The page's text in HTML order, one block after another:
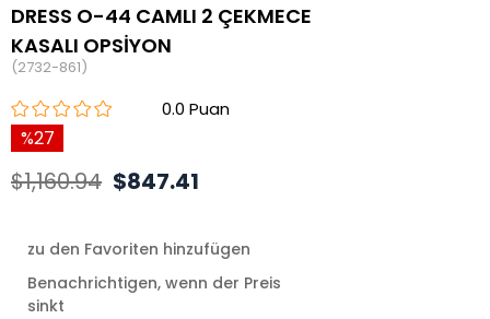
DRESS O-44 CAMLI 2 ÇEKMECE
KASALI OPSİYON
(2732-861)
0.0
27
$1,160.94 $847.41
zu den Favoriten hinzufügen
Benachrichtigen, wenn der Preis
sinkt